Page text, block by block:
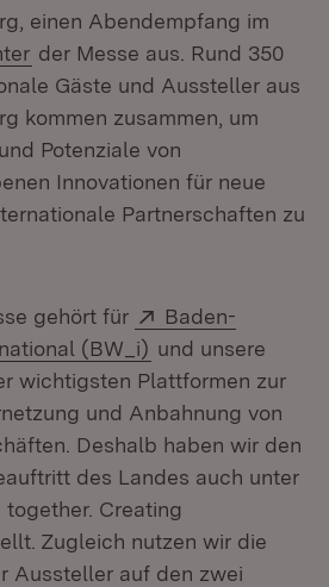
einen Abendempfang im
(Öffnet in neuem Fenster)
der Messe aus. Rund 350
Gäste und Aussteller aus
kommen zusammen, um
Potenziale von
Innovationen für neue
Partnerschaften zu
gehört für Extern:
Baden-
(BW_i) (Öffnet in neuem
und unsere
wichtigsten Plattformen zur
und Anbahnung von
Deshalb haben wir den
des Landes auch unter
together. Creating
Zugleich nutzen wir die
Aussteller auf den zwei